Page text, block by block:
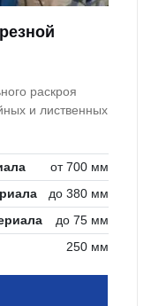
раскроя
и лиственных
от 700 мм
до 380 мм
до 75 мм
250 мм